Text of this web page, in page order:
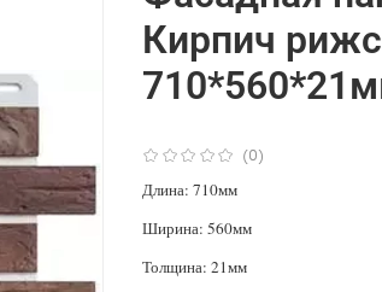
(0)
Кирпич
Длина: 710мм
Ширина: 560мм
Толщина: 21мм